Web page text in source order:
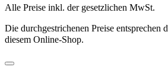
Alle Preise inkl. der gesetzlichen MwSt.
Die durchgestrichenen Preise entsprechen
diesem Online-Shop.